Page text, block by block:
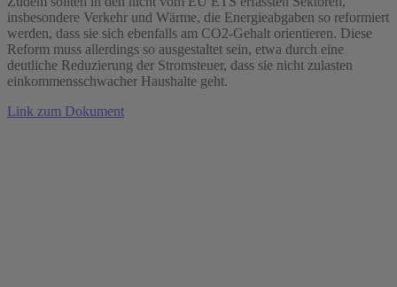
insbesondere Verkehr und Wärme, die Energieabgaben so reformiert
werden, dass sie sich ebenfalls am CO2-Gehalt orientieren. Diese
Reform muss allerdings so ausgestaltet sein, etwa durch eine
deutliche Reduzierung der Stromsteuer, dass sie nicht zulasten
einkommensschwacher Haushalte geht.
Link zum Dokument